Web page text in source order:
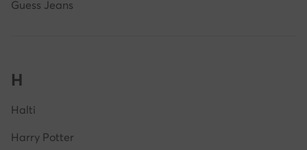
Guess Jeans
H
Halti
Harry Potter